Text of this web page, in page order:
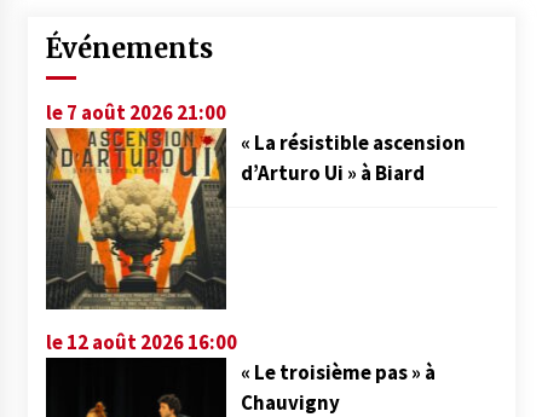
Événements
le 7 août 2026 21:00
« La résistible ascension
d’Arturo Ui » à Biard
le 12 août 2026 16:00
« Le troisième pas » à
Chauvigny